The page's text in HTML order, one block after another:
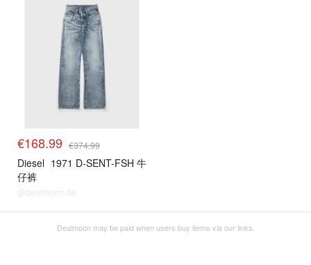
€168.99 €374.99
Diesel 1971 D-SENT-FSH 牛
仔裤
@dealmoon.de
Dealmoon may be paid when users buy items via our links.